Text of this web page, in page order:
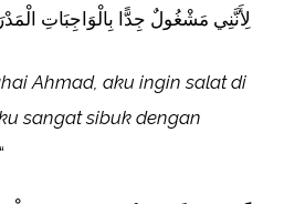
لِأَنَّنِي مَشْغُولٌ جِدًّا بِالْوَاجِبَاتِ
Ahmad, aku ingin salat di
sangat sibuk dengan
“